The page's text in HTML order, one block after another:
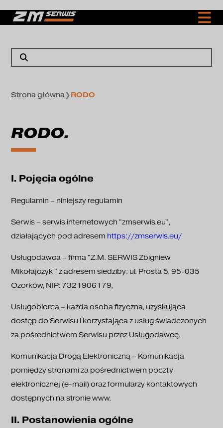
Strona główna❯RODO
RODO.
I. Pojęcia ogólne
Regulamin – niniejszy regulamin
Serwis – serwis internetowych "zmserwis.eu",
działających pod adresem https://zmserwis.eu/
Usługodawca – firma "Z.M. SERWIS Zbigniew
Mikołajczyk " z adresem siedziby: ul. Prosta 5, 95-035
Ozorków, NIP: 7321906179,
Usługobiorca – każda osoba fizyczna, uzyskująca
dostęp do Serwisu i korzystająca z usług świadczonych
za pośrednictwem Serwisu przez Usługodawcę.
Komunikacja Drogą Elektroniczną – Komunikacja
pomiędzy stronami za pośrednictwem poczty
elektronicznej (e-mail) oraz formularzy kontaktowych
dostępnych na stronie www.
II. Postanowienia ogólne